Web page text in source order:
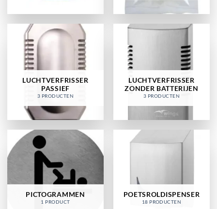
LUCHTVERFRISSER
PASSIEF
3 PRODUCTEN
LUCHTVERFRISSER
ZONDER BATTERIJEN
3 PRODUCTEN
PICTOGRAMMEN
1 PRODUCT
POETSROLDISPENSER
18 PRODUCTEN